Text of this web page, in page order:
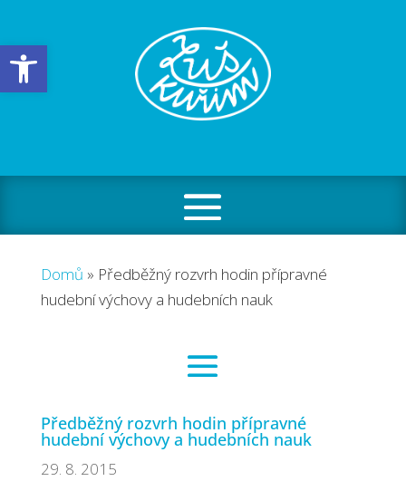
Open toolbar
Domů » Předběžný rozvrh hodin přípravné
hudební výchovy a hudebních nauk
Předběžný rozvrh hodin přípravné
hudební výchovy a hudebních nauk
29. 8. 2015